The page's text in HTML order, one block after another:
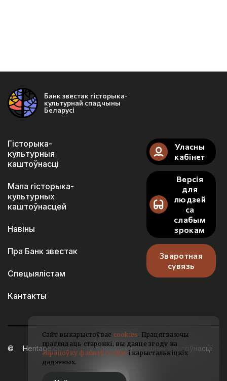
Банк звестак гісторыка-
культурнай спадчыны
Беларусі
Гісторыка-
культурныя
каштоўнасці
Мапа гісторыка-
культурных
каштоўнасцей
Навіны
Пра Банк звестак
Спецыялістам
Кантакты
Уласны
кабінет
Версія
для
людзей
са
слабым
зрокам
Зваротная
сувязь
Heritage.gov.by — гісторыка-культурныя каштоўнасці
Беларусі
Сайт выкарыстоўвае cookies. Працягваючы
праглядаць старонкі, вы даяце згоду на
апрацоўку файлаў cookie і карыстальніцкіх
дадзеных.